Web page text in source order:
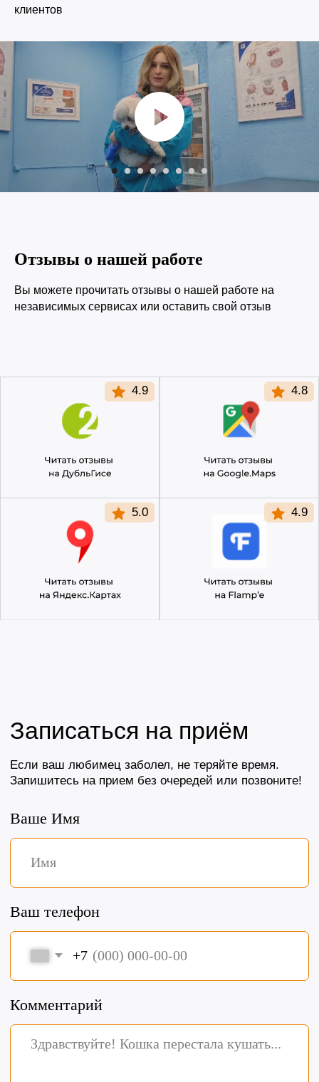
клиентов
Отзывы о нашей работе
Вы можете прочитать отзывы о нашей работе на
независимых сервисах или оставить свой отзыв
© 2015—2026 ООО «Сытая Морда»
Данный сайт носит информационный характер и
не является публичной офертой.
Политика конфиденциальности
+7 (3452) 57-54-36Заказать звонок
Хотите у нас работать?
Реквизиты